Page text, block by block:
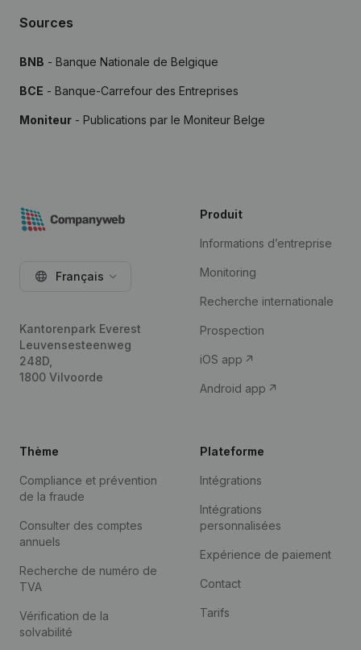
Sources
BNB - Banque Nationale de Belgique
BCE - Banque-Carrefour des Entreprises
Moniteur - Publications par le Moniteur Belge
Français
Kantorenpark Everest
Leuvensesteenweg
248D,
1800 Vilvoorde
Produit
Informations d’entreprise
Monitoring
Recherche internationale
Prospection
iOS app
Android app
Thème
Compliance et prévention
de la fraude
Consulter des comptes
annuels
Recherche de numéro de
TVA
Vérification de la
solvabilité
Plateforme
Intégrations
Intégrations
personnalisées
Expérience de paiement
Contact
Tarifs